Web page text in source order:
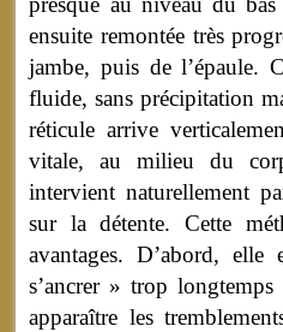
ensuite remontée très
jambe, puis de l’épaule.
fluide, sans précipitation
réticule arrive
vitale, au milieu du
intervient naturellement
sur la détente. Cette
avantages. D’abord,
s’ancrer » trop
apparaître les